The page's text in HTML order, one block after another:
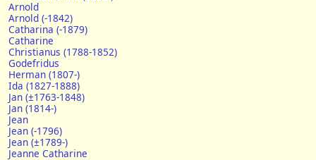
Arnold
Arnold (-1842)
Catharina (-1879)
Catharine
Christianus (1788-1852)
Godefridus
Herman (1807-)
Ida (1827-1888)
Jan (±1763-1848)
Jan (1814-)
Jean
Jean (-1796)
Jean (±1789-)
Jeanne Catharine